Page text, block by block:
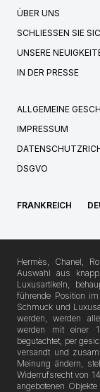
ÜBER UNS
SCHLIESSEN SIE
UNSERE
IN DER PRESSE
ALLGEMEINE
IMPRESSUM
DSGVO
FRANKREICH
Hermès, Chanel,
Auswahl aus
Luxusartikeln,
führende Position
Schmuck und
werden, werden
werden mit einer
begutachtet, per
versandt und
Meinung ändern,
Widerrufsrecht von
angebotenen